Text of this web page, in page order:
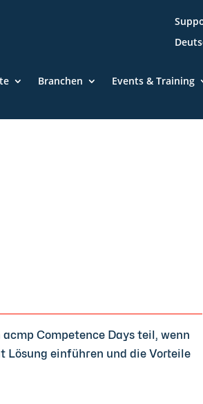
Branchen
Events & Training
Competence Days teil, wenn
Lösung einführen und die Vorteile